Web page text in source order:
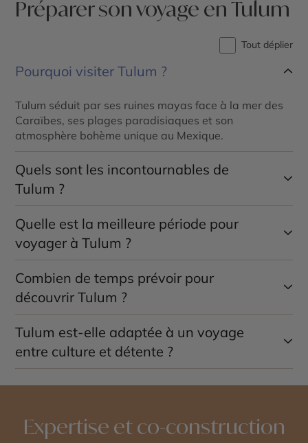
Préparer son voyage en Tulum
Tout déplier
Pourquoi visiter Tulum ?
Tulum séduit par ses ruines mayas face à la mer des
Caraïbes, ses plages paradisiaques et son
atmosphère bohème unique au Mexique.
Quels sont les incontournables de
Tulum ?
Les principaux sites à découvrir sont le site
archéologique de
Tulum
cénotes des environs et la réserve de
Quelle est la meilleure période pour
voyager à Tulum ?
Les mois denovembre à avriloffrent un climat plus
sec et agréable pour profiter des plages et des visites
culturelles.
Combien de temps prévoir pour
découvrir Tulum ?
Un séjour de3 à 5 jourspermet de combiner visites
archéologiques, détente sur les plages et découverte
des cénotes.
Tulum est-elle adaptée à un voyage
entre culture et détente ?
Oui, Tulum combine parfaitement patrimoine maya,
Expertise et co-construction